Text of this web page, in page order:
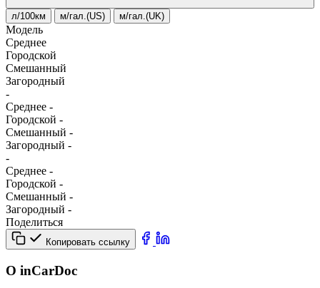
л/100км м/гал.(US) м/гал.(UK)
Модель
Среднее
Городской
Смешанный
Загородный
-
Среднее -
Городской -
Смешанный -
Загородный -
-
Среднее -
Городской -
Смешанный -
Загородный -
Поделиться
Копировать ссылку
О inCarDoc